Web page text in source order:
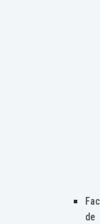
de